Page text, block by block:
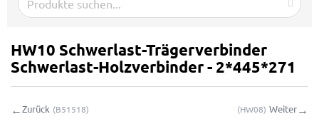
Über uns
HW10 Schwerlast-Trägerverbinder
Schwerlast-Holzverbinder - 2*445*271
←Zurück (B51518) (HW08) Weiter→